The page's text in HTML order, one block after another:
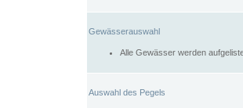
Gewässerauswahl
Alle Gewässer werden
Auswahl des Pegels